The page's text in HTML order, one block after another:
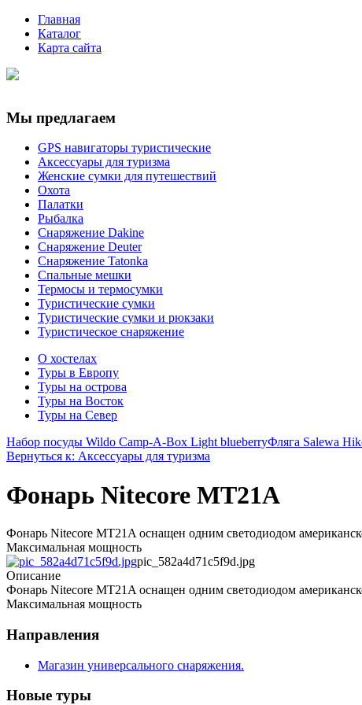
Главная
Каталог
Карта сайта
Мы предлагаем
GPS навигаторы туристические
Аксессуары для туризма
Женские сумки для путешествий
Охота
Палатки
Рыбалка
Снаряжение Dakine
Снаряжение Deuter
Снаряжение Tatonka
Спальные мешки
Термосы и термосумки
Туристические сумки
Туристические сумки и рюкзаки
Туристическое снаряжение
О хостелах
Туры в Европу
Туры на острова
Туры на Восток
Туры на Север
Набор посуды Wildo Camp-A-Box Light blueberryФляга Salewa
Вернуться к: Аксессуары для туризма
Фонарь Nitecore MT21A
Фонарь Nitecore MT21A оснащен одним светодиодом
Максимальная мощность
pic_582a4d71c5f9d.jpg
Описание
Фонарь Nitecore MT21A оснащен одним светодиодом
Максимальная мощность
Направления
Магазин универсального снаряжения.
Новые туры